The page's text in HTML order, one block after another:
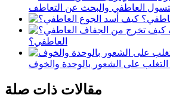
العاطفي والبحث عن التعاطف
العاطفي؟
التغلب على الشعور بالوحدة والخوف
مقالات ذات صلة